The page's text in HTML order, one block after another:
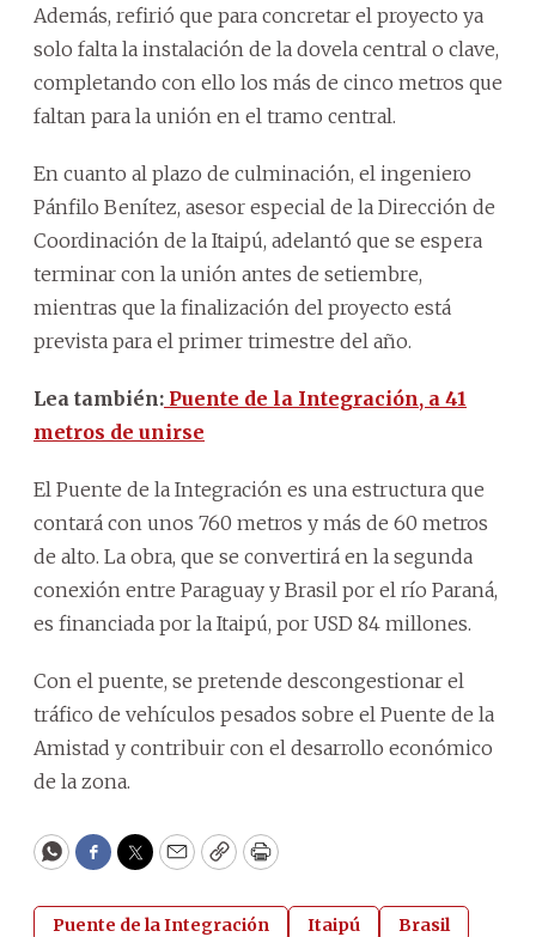
Además, refirió que para concretar el proyecto ya
solo falta la instalación de la dovela central o clave,
completando con ello los más de cinco metros que
faltan para la unión en el tramo central.
En cuanto al plazo de culminación, el ingeniero
Pánfilo Benítez, asesor especial de la Dirección de
Coordinación de la Itaipú, adelantó que se espera
terminar con la unión antes de setiembre,
mientras que la finalización del proyecto está
prevista para el primer trimestre del año.
Lea también: Puente de la Integración, a 41
metros de unirse
El Puente de la Integración es una estructura que
contará con unos 760 metros y más de 60 metros
de alto. La obra, que se convertirá en la segunda
conexión entre Paraguay y Brasil por el río Paraná,
es financiada por la Itaipú, por USD 84 millones.
Con el puente, se pretende descongestionar el
tráfico de vehículos pesados sobre el Puente de la
Amistad y contribuir con el desarrollo económico
de la zona.
WhatsApp
Facebook
Twitter
EmailCopyPrint
Puente de la Integración Itaipú Brasil